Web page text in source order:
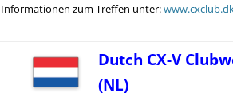
Informationen zum Treffen unter:
Dutch CX-V
(NL)